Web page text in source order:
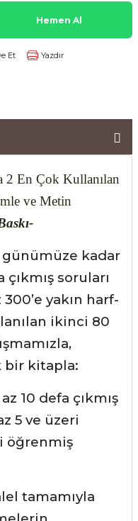
Hemen Al
Et Yazdır
En Çok Kullanılan
ve Metin
günümüze kadar
çıkmış soruları
yakın harf-
ikinci 80
bir kitapla:
10 defa çıkmış
5 ve üzeri
öğrenmiş
tamamıyla